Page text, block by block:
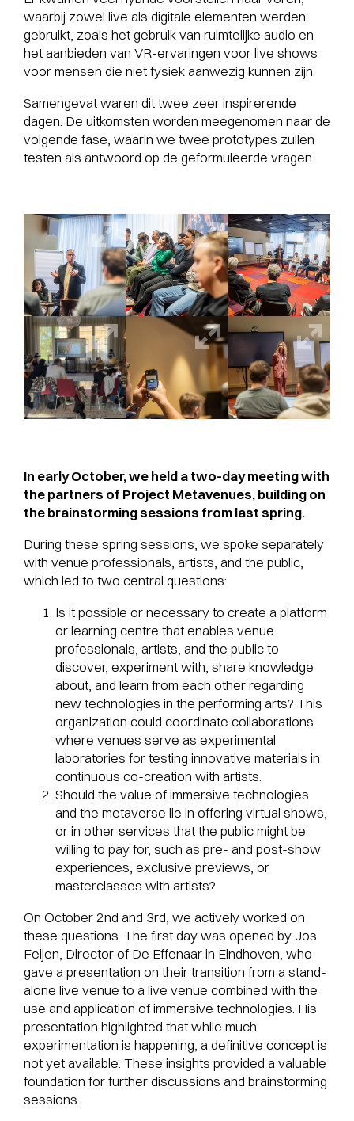
waarbij zowel live als digitale elementen werden
gebruikt, zoals het gebruik van ruimtelijke audio en
het aanbieden van VR-ervaringen voor live shows
voor mensen die niet fysiek aanwezig kunnen zijn.
Samengevat waren dit twee zeer inspirerende
dagen. De uitkomsten worden meegenomen naar de
volgende fase, waarin we twee prototypes zullen
testen als antwoord op de geformuleerde vragen.
In early October, we held a two-day meeting with
the partners of Project Metavenues, building on
the brainstorming sessions from last spring.
During these spring sessions, we spoke separately
with venue professionals, artists, and the public,
which led to two central questions:
Is it possible or necessary to create a platform
or learning centre that enables venue
professionals, artists, and the public to
discover, experiment with, share knowledge
about, and learn from each other regarding
new technologies in the performing arts? This
organization could coordinate collaborations
where venues serve as experimental
laboratories for testing innovative materials in
continuous co-creation with artists.
Should the value of immersive technologies
and the metaverse lie in offering virtual shows,
or in other services that the public might be
willing to pay for, such as pre- and post-show
experiences, exclusive previews, or
masterclasses with artists?
On October 2nd and 3rd, we actively worked on
these questions. The first day was opened by Jos
Feijen, Director of De Effenaar in Eindhoven, who
gave a presentation on their transition from a stand-
alone live venue to a live venue combined with the
use and application of immersive technologies. His
presentation highlighted that while much
experimentation is happening, a definitive concept is
not yet available. These insights provided a valuable
foundation for further discussions and brainstorming
sessions.